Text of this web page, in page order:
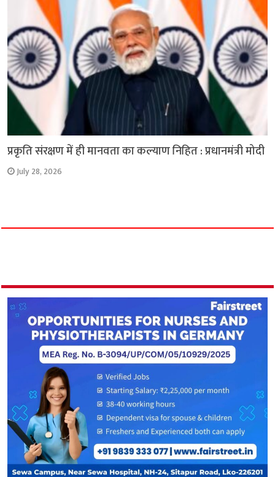
प्रकृति संरक्षण में ही मानवता का कल्याण निहित : प्रधानमंत्री मोदी
July 28, 2026